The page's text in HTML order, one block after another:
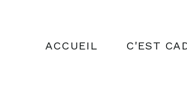
ACCUEIL C'EST